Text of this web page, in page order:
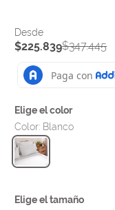
$225.839$347.445
Color: Blanco